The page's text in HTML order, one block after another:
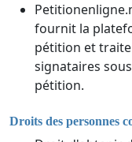
fournit la
pétition et
signataires
pétition.
Droits des personnes